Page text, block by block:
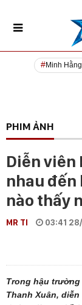
Minh Hằng
PHIM ẢNH
Diễn viên
nhau
nào thấy
MR TI 03:41
Trong hậu trường
Thanh Xuân,